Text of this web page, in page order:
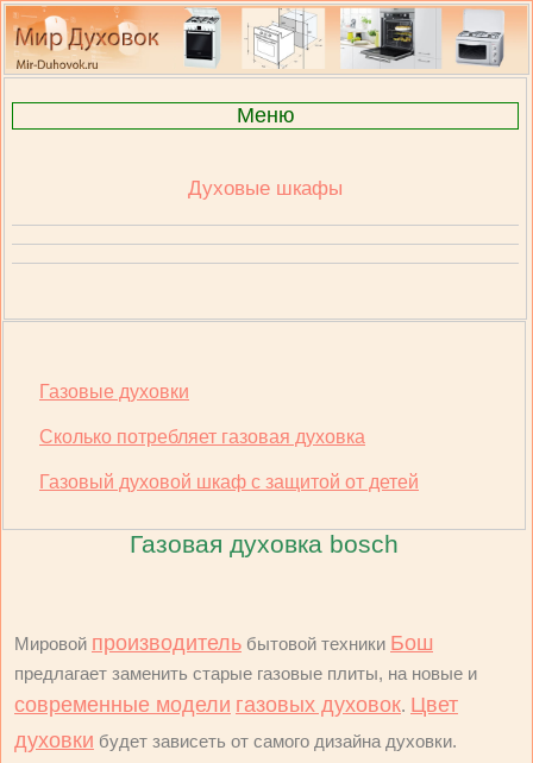
Меню
Духовые шкафы
Газовые духовки
Сколько потребляет газовая духовка
Газовый духовой шкаф с защитой от детей
Газовая духовка bosch
Мировой производитель бытовой техники Бош
предлагает заменить старые газовые плиты, на новые и
современные модели газовых духовок. Цвет
духовки будет зависеть от самого дизайна духовки.